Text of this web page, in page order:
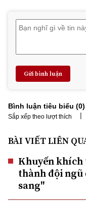
Gửi bình luận
Bình luận tiêu biểu (0)
Sắp xếp theo lượt thích |
BÀI VIẾT LIÊN
Khuyến
thành đội ngũ
sang"